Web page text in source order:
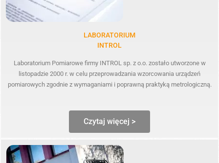
LABORATORIUM
INTROL
Laboratorium Pomiarowe firmy INTROL sp. z o.o. zostało utworzone w
listopadzie 2000 r. w celu przeprowadzania wzorcowania urządzeń
pomiarowych zgodnie z wymaganiami i poprawną praktyką metrologiczną.
Czytaj więcej >